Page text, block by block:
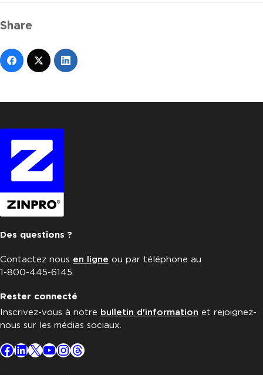
Share
Des questions ?
Contactez nous en ligne ou par téléphone au
1-800-445-6145.
Rester connecté
Inscrivez-vous à notre bulletin d'information et rejoignez-
nous sur les médias sociaux.
Facebook
LinkedIn
X YouTube
Instagram
Threads